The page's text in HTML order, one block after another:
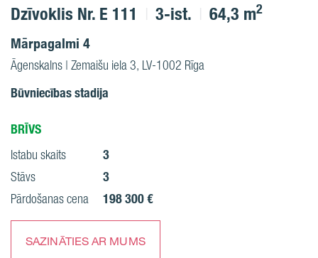
Dzīvoklis Nr. E 111 3-ist. 64,3 m2
Mārpagalmi 4
Āgenskalns | Zemaišu iela 3, LV-1002 Rīga
Būvniecības stadija
BRĪVS
Istabu skaits 3
Stāvs 3
Pārdošanas cena 198 300 €
SAZINĀTIES AR MUMS